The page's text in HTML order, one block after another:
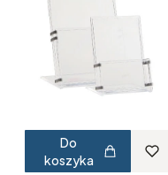
Do
koszyka